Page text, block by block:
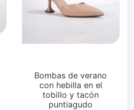
Bombas de verano
con hebilla en el
tobillo y tacón
puntiagudo